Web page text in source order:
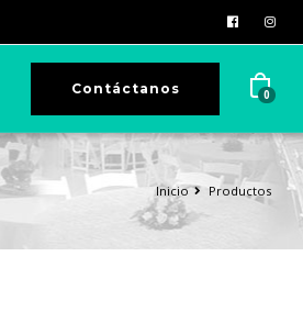
Contáctanos 0
Inicio Productos